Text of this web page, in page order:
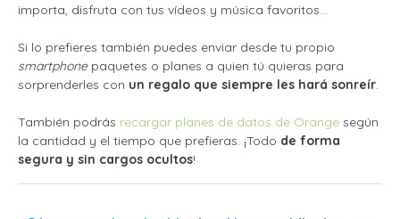
importa, disfruta con tus vídeos y música favoritos...
Si lo prefieres también puedes enviar desde tu propio
smartphonepaquetes o planes a quien tú quieras para
sorprenderles con un regalo que siempre les hará sonreír.
También podrás recargar planes de datos de Orange según
la cantidad y el tiempo que prefieras. ¡Todo de forma
segura y sin cargos ocultos!